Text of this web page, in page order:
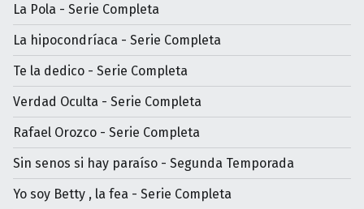
La Pola - Serie Completa
La hipocondríaca - Serie Completa
Te la dedico - Serie Completa
Verdad Oculta - Serie Completa
Rafael Orozco - Serie Completa
Sin senos si hay paraíso - Segunda Temporada
Yo soy Betty , la fea - Serie Completa